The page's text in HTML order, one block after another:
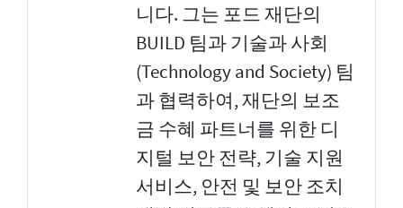
니다. 그는 포드 재단의
BUILD 팀과 기술과 사회
(Technology and Society) 팀
과 협력하여, 재단의 보조
금 수혜 파트너를 위한 디
지털 보안 전략, 기술 지원
서비스, 안전 및 보안 조치